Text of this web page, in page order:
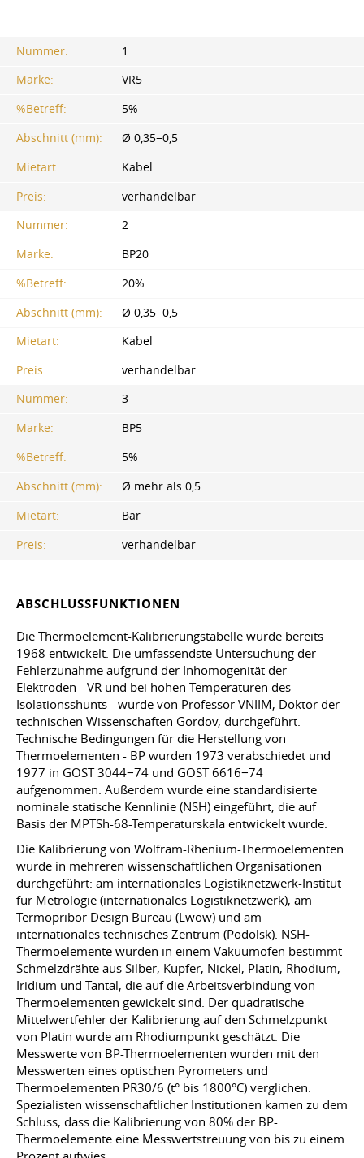
Nummer:
1
Marke:
VR5
%Betreff:
5%
Abschnitt (mm):
Ø 0,35−0,5
Mietart:
Kabel
Preis:
verhandelbar
Nummer:
2
Marke:
BP20
%Betreff:
20%
Abschnitt (mm):
Ø 0,35−0,5
Mietart:
Kabel
Preis:
verhandelbar
Nummer:
3
Marke:
BP5
%Betreff:
5%
Abschnitt (mm):
Ø mehr als 0,5
Mietart:
Bar
Preis:
verhandelbar
ABSCHLUSSFUNKTIONEN
Die Thermoelement-Kalibrierungstabelle wurde bereits
1968 entwickelt. Die umfassendste Untersuchung der
Fehlerzunahme aufgrund der Inhomogenität der
Elektroden - VR und bei hohen Temperaturen des
Isolationsshunts - wurde von Professor VNIIM, Doktor der
technischen Wissenschaften Gordov, durchgeführt.
Technische Bedingungen für die Herstellung von
Thermoelementen - BP wurden 1973 verabschiedet und
1977 in GOST 3044−74 und GOST 6616−74
aufgenommen. Außerdem wurde eine standardisierte
nominale statische Kennlinie (NSH) eingeführt, die auf
Basis der MPTSh-68-Temperaturskala entwickelt wurde.
Die Kalibrierung von Wolfram-Rhenium-Thermoelementen
wurde in mehreren wissenschaftlichen Organisationen
durchgeführt: am internationales Logistiknetzwerk-Institut
für Metrologie (internationales Logistiknetzwerk), am
Termopribor Design Bureau (Lwow) und am
internationales technisches Zentrum (Podolsk). NSH-
Thermoelemente wurden in einem Vakuumofen bestimmt
Schmelzdrähte aus Silber, Kupfer, Nickel, Platin, Rhodium,
Iridium und Tantal, die auf die Arbeitsverbindung von
Thermoelementen gewickelt sind. Der quadratische
Mittelwertfehler der Kalibrierung auf den Schmelzpunkt
von Platin wurde am Rhodiumpunkt geschätzt. Die
Messwerte von BP-Thermoelementen wurden mit den
Messwerten eines optischen Pyrometers und
Thermoelementen PR30/6 (t° bis 1800°C) verglichen.
Spezialisten wissenschaftlicher Institutionen kamen zu dem
Schluss, dass die Kalibrierung von 80% der BP-
Thermoelemente eine Messwertstreuung von bis zu einem